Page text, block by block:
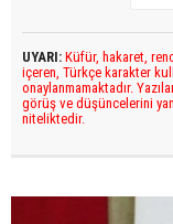
UYARI: Küfür, hakaret,
içeren, Türkçe karakter
onaylanmamaktadır.
görüş ve düşüncelerini
niteliktedir.